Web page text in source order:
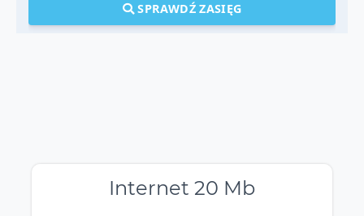
SPRAWDŹ ZASIĘG
Internet 20 Mb